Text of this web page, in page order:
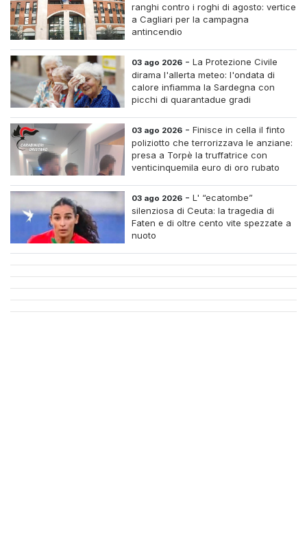
ranghi contro i roghi di agosto: vertice
a Cagliari per la campagna
antincendio
03 ago 2026 -La Protezione Civile
dirama l'allerta meteo: l'ondata di
calore infiamma la Sardegna con
picchi di quarantadue gradi
03 ago 2026 -Finisce in cella il finto
poliziotto che terrorizzava le anziane:
presa a Torpè la truffatrice con
venticinquemila euro di oro rubato
03 ago 2026 -L' “ecatombe”
silenziosa di Ceuta: la tragedia di
Faten e di oltre cento vite spezzate a
nuoto